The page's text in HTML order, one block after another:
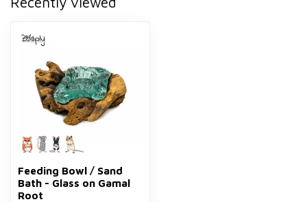
Feeding Bowl / Sand
Bath - Glass on Gamal
Root